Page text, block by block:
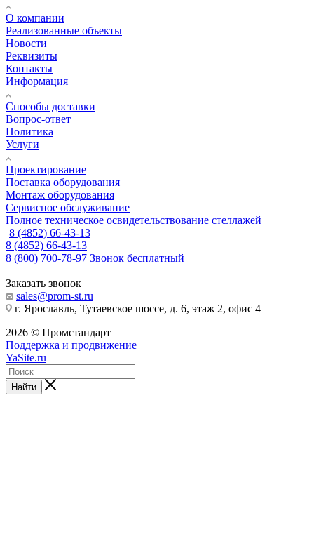
О компании
Реализованные объекты
Новости
Реквизиты
Контакты
Информация
Способы доставки
Вопрос-ответ
Политика
Услуги
Проектирование
Поставка оборудования
Монтаж оборудования
Сервисное обслуживание
Полное техническое освидетельствование стеллажей
8 (4852) 66-43-13
8 (4852) 66-43-13
8 (800) 700-78-97 Звонок бесплатный
Заказать звонок
sales@prom-st.ru
г. Ярославль, Тутаевское шоссе, д. 6, этаж 2, офис 4
2026 © Промстандарт
Поддержка и продвижение
YaSite.ru
Найти